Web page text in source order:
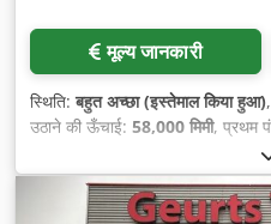
मूल्य जानकारी
स्थिति:बहुत अच्छा (इस्तेमाल किया हुआ)
उठाने की ऊँचाई: 58,000 मिमी, प्रथम